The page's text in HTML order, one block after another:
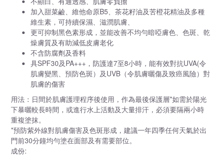
加入甜菜鹼、維他命原B5、茶花籽油及苦橙花精油及多種
維生素，可持續保濕、滋潤肌膚、
更可抑制黑色素形成，並能改善不均勻暗啞膚色、色斑、乾
燥膚質及有助減低皮膚老化
不含防腐劑及香料
具SPF30及PA+++ ，防護達7至8小時，能有效對抗UVA(令
肌膚變黑、預防色斑）及UVB （令肌膚曬傷及致癌風險）對
肌膚的傷害
用法：日間於肌膚護理程序後使用，作為最後保護層*如需於陽光
下暴曬較長時間，或進行水上活動及大量排汗，必須要隔兩小時
重複塗抹。
*預防紫外線對肌膚傷害及色斑形成，建議一年四季任何天氣於出
門前30分鐘均勻塗在面部及有需要部位。
成份: